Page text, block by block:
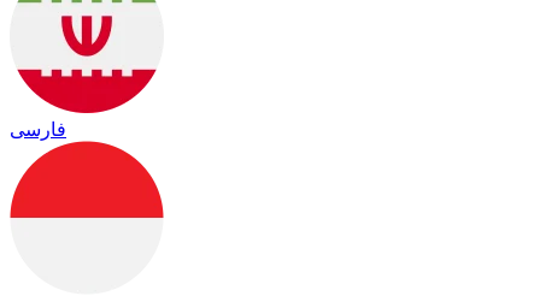
فارسی